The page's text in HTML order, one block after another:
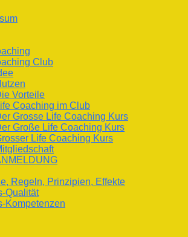
Club
Vorteile
Coaching im Club
Grosse Life Coaching Kurs
Große Life Coaching Kurs
Life Coaching Kurs
Regeln, Prinzipien, Effekte
Qualität
Kompetenzen